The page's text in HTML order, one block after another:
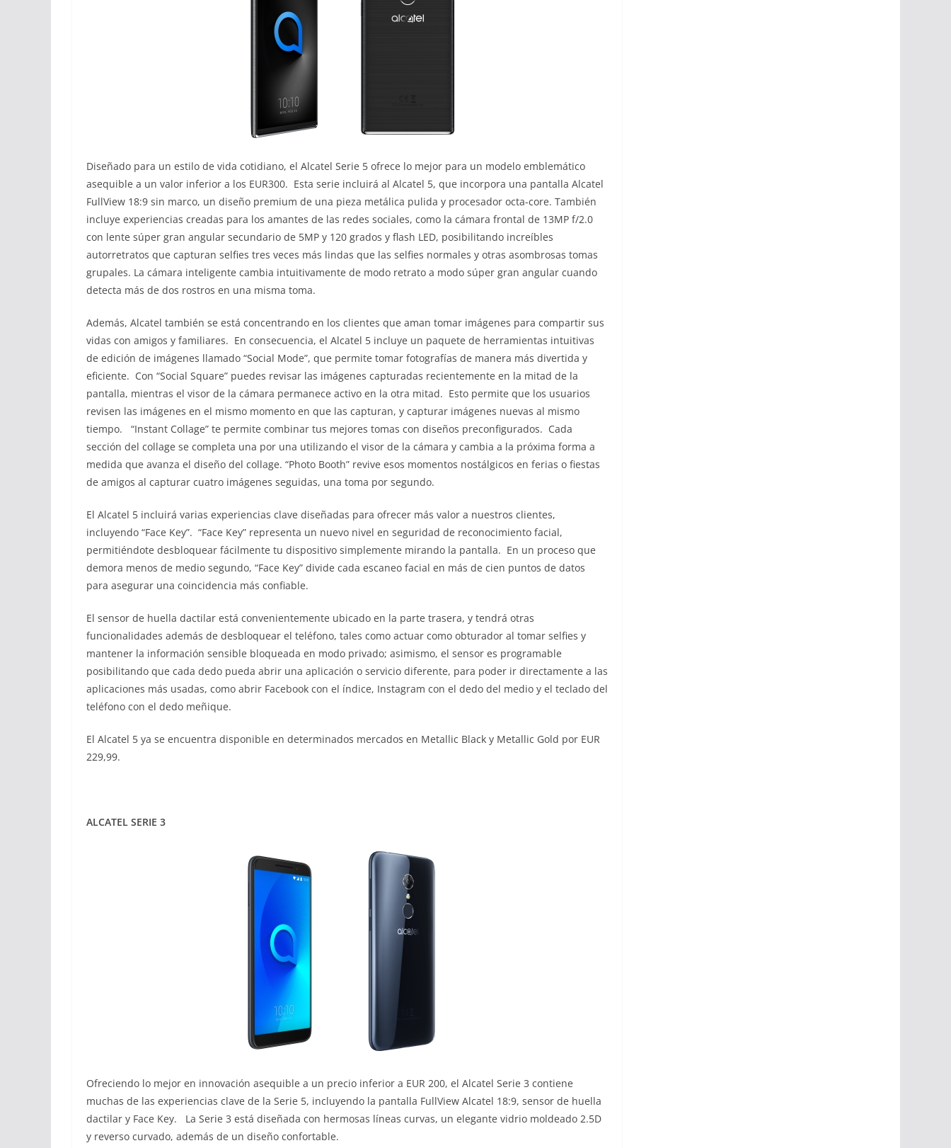
Diseñado para un estilo de vida cotidiano, el Alcatel Serie 5 ofrece lo mejor para un modelo emblemático
asequible a un valor inferior a los EUR300. Esta serie incluirá al Alcatel 5, que incorpora una pantalla Alcatel
FullView 18:9 sin marco, un diseño premium de una pieza metálica pulida y procesador octa-core. También
incluye experiencias creadas para los amantes de las redes sociales, como la cámara frontal de 13MP f/2.0
con lente súper gran angular secundario de 5MP y 120 grados y flash LED, posibilitando increíbles
autorretratos que capturan selfies tres veces más lindas que las selfies normales y otras asombrosas tomas
grupales. La cámara inteligente cambia intuitivamente de modo retrato a modo súper gran angular cuando
detecta más de dos rostros en una misma toma.
Además, Alcatel también se está concentrando en los clientes que aman tomar imágenes para compartir sus
vidas con amigos y familiares. En consecuencia, el Alcatel 5 incluye un paquete de herramientas intuitivas
de edición de imágenes llamado “Social Mode”, que permite tomar fotografías de manera más divertida y
eficiente. Con “Social Square” puedes revisar las imágenes capturadas recientemente en la mitad de la
pantalla, mientras el visor de la cámara permanece activo en la otra mitad. Esto permite que los usuarios
revisen las imágenes en el mismo momento en que las capturan, y capturar imágenes nuevas al mismo
tiempo. “Instant Collage” te permite combinar tus mejores tomas con diseños preconfigurados. Cada
sección del collage se completa una por una utilizando el visor de la cámara y cambia a la próxima forma a
medida que avanza el diseño del collage. “Photo Booth” revive esos momentos nostálgicos en ferias o fiestas
de amigos al capturar cuatro imágenes seguidas, una toma por segundo.
El Alcatel 5 incluirá varias experiencias clave diseñadas para ofrecer más valor a nuestros clientes,
incluyendo “Face Key”. “Face Key” representa un nuevo nivel en seguridad de reconocimiento facial,
permitiéndote desbloquear fácilmente tu dispositivo simplemente mirando la pantalla. En un proceso que
demora menos de medio segundo, “Face Key” divide cada escaneo facial en más de cien puntos de datos
para asegurar una coincidencia más confiable.
El sensor de huella dactilar está convenientemente ubicado en la parte trasera, y tendrá otras
funcionalidades además de desbloquear el teléfono, tales como actuar como obturador al tomar selfies y
mantener la información sensible bloqueada en modo privado; asimismo, el sensor es programable
posibilitando que cada dedo pueda abrir una aplicación o servicio diferente, para poder ir directamente a las
aplicaciones más usadas, como abrir Facebook con el índice, Instagram con el dedo del medio y el teclado del
teléfono con el dedo meñique.
El Alcatel 5 ya se encuentra disponible en determinados mercados en Metallic Black y Metallic Gold por EUR
229,99.
ALCATEL SERIE 3
Ofreciendo lo mejor en innovación asequible a un precio inferior a EUR 200, el Alcatel Serie 3 contiene
muchas de las experiencias clave de la Serie 5, incluyendo la pantalla FullView Alcatel 18:9, sensor de huella
dactilar y Face Key. La Serie 3 está diseñada con hermosas líneas curvas, un elegante vidrio moldeado 2.5D
y reverso curvado, además de un diseño confortable.